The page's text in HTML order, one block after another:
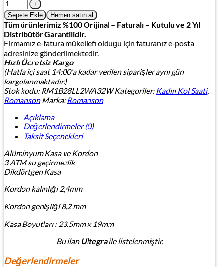
Sepete Ekle Hemen satın al
Tüm ürünlerimiz %100 Orijinal – Faturalı – Kutulu ve 2 Yıl
Distribütör Garantilidir.
Firmamız e-fatura mükellefi olduğu için faturanız e-posta
adresinize gönderilmektedir.
Hızlı Ücretsiz Kargo
(Hatfa içi saat 14:00'a kadar verilen siparişler aynı gün
kargolanmaktadır.)
Stok kodu: RM1B28LL2WA32W Kategoriler: Kadın Kol Saati,
Romanson Marka: Romanson
Açıklama
Değerlendirmeler (0)
Taksit Seçenekleri
Alüminyum Kasa ve Kordon
3 ATM su geçirmezlik
Dikdörtgen Kasa
Kordon kalınlığı 2,4mm
Kordon genişliği 8,2 mm
Kasa Boyutları : 23.5mm x 19mm
Bu ilan Ultegraile listelenmiştir.
Değerlendirmeler